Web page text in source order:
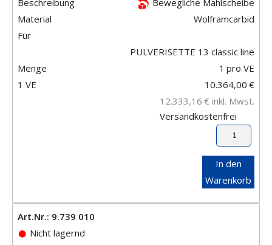
Material
Wolframcarbid
Für
PULVERISETTE 13 classic line
Menge
1 pro VE
1 VE
10.364,00 €
12.333,16 € inkl. Mwst.
Versandkostenfrei
In den
Warenkorb
Art.Nr.: 9.739 010
Nicht lagernd